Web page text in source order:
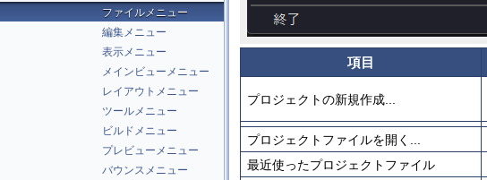
ファイルメニュー
編集メニュー
表示メニュー
メインビューメニュー
レイアウトメニュー
ツールメニュー
ビルドメニュー
プレビューメニュー
バウンスメニュー
項目
プロジェクトの新規作成...
プロジェクトファイルを開く...
最近使ったプロジェクトファイル